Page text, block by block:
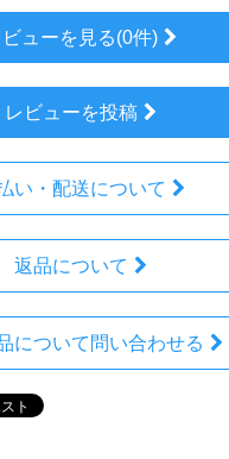
ビューを見る(0件)
レビューを投稿
い・配送について
返品について
について問い合わせる